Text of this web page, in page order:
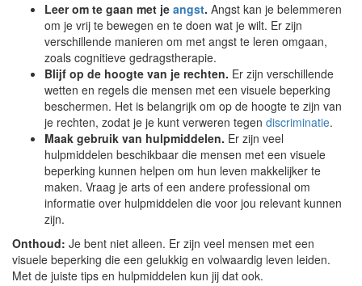
Leer om te gaan met je angst. Angst kan je belemmeren
om je vrij te bewegen en te doen wat je wilt. Er zijn
verschillende manieren om met angst te leren omgaan,
zoals cognitieve gedragstherapie.
Blijf op de hoogte van je rechten. Er zijn verschillende
wetten en regels die mensen met een visuele beperking
beschermen. Het is belangrijk om op de hoogte te zijn van
je rechten, zodat je je kunt verweren tegen discriminatie.
Maak gebruik van hulpmiddelen. Er zijn veel
hulpmiddelen beschikbaar die mensen met een visuele
beperking kunnen helpen om hun leven makkelijker te
maken. Vraag je arts of een andere professional om
informatie over hulpmiddelen die voor jou relevant kunnen
zijn.
Onthoud: Je bent niet alleen. Er zijn veel mensen met een
visuele beperking die een gelukkig en volwaardig leven leiden.
Met de juiste tips en hulpmiddelen kun jij dat ook.